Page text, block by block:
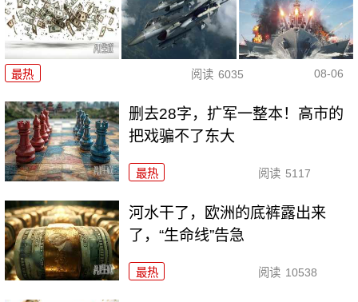
最热 阅读 6035 08-06
删去28字，扩军一整本！高市的
把戏骗不了东大
最热 阅读 5117
河水干了，欧洲的底裤露出来
了，“生命线”告急
最热 阅读 10538